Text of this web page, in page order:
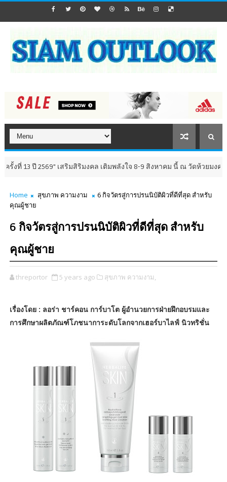
เสริมสิริมงคล เติมพลังใจ 8-9 สิงหาคม นี้ ณ วัดห้วยมงคล จังหวัดป
Home สุขภาพ ความงาม
6 กิจวัตรสู่การปรนนิบัติผิวที่ดีที่สุด สำหรับ
คุณผู้ชาย
6 กิจวัตรสู่การปรนนิบัติผิวที่ดีที่สุด สำหรับ
คุณผู้ชาย
threportor 5 years ago สุขภาพ ความงาม,
เรื่องโดย : ลอร่า ชาร์คอน การ์บาโต ผู้อำนวยการฝ่ายฝึกอบรมและ
การศึกษาผลิตภัณฑ์โภชนาการะดับโลกจากเฮอร์บาไลฟ์ นิวทริชั่น